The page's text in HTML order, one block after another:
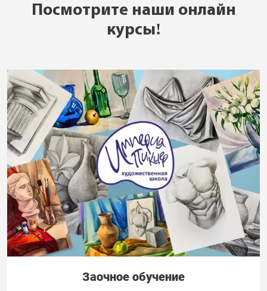
Посмотрите наши онлайн
курсы!
Заочное обучение